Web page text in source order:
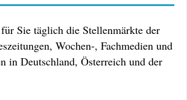
Sie täglich die Stellenmärkte der
Wochen-, Fachmedien und
in Deutschland, Österreich und der